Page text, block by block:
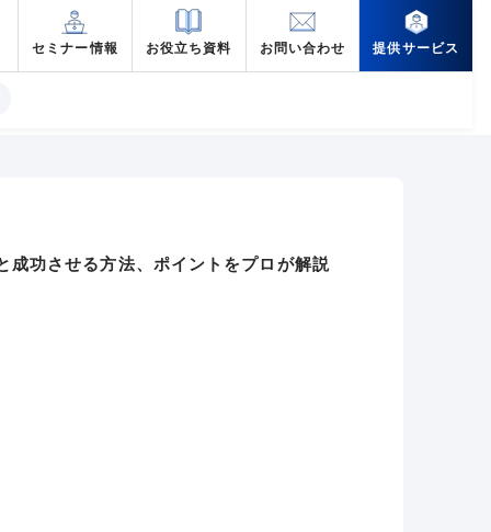
セミナー情報 お役立ち資料 お問い合わせ 提供サービス
成功させる方法、ポイントをプロが解説